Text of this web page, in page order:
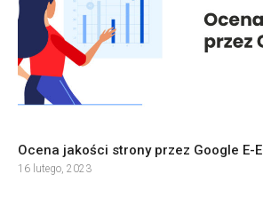
Ocena jakości strony przez Google E-
16 lutego, 2023